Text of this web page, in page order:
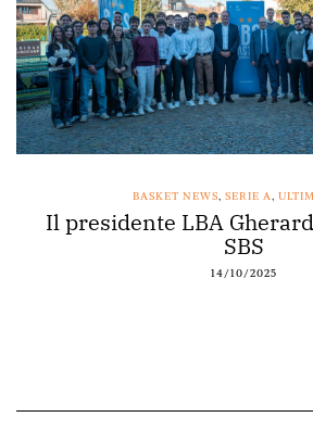
BASKET NEWS, SERIE A,
Il presidente LBA
SBS
14/10/2025